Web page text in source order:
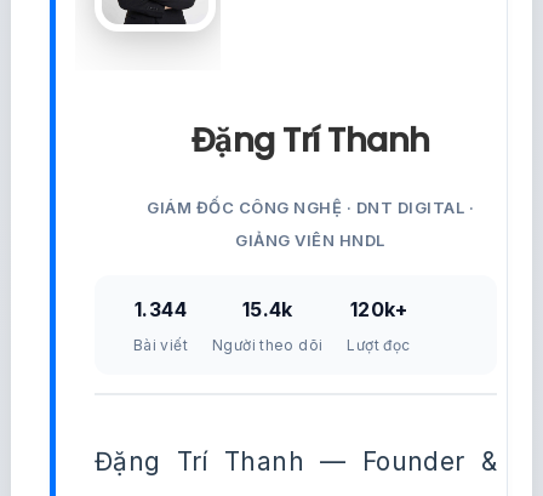
Đặng Trí Thanh
GIÁM ĐỐC CÔNG NGHỆ · DNT DIGITAL ·
GIẢNG VIÊN HNDL
1.344
Bài viết
15.4k
Người theo dõi
120k+
Lượt đọc
Đặng Trí Thanh — Founder &